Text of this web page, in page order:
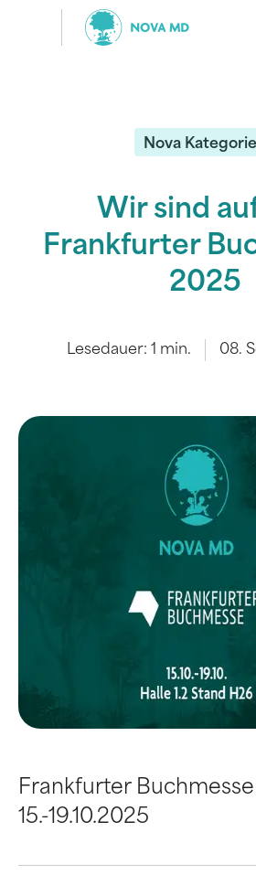
Nova
Wir sind
Frankfurter
2025
Lesedauer: 1 min. 08.
Frankfurter Buchmesse
15.-19.10.2025